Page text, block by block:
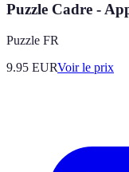
Puzzle Cadre -
Puzzle FR
9.95 EURVoir le prix